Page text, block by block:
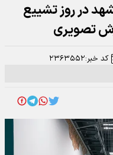
در روز تشییع
تصویری
کد خبر:۲۳۶۳۵۵۲